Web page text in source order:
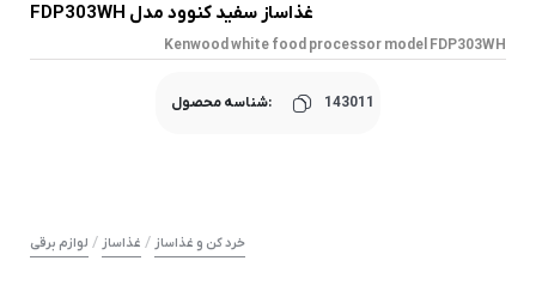
غذاساز سفید کنوود مدل FDP303WH
Kenwood white food processor model FDP303WH
شناسه محصول: 143011
خرد کن و غذاساز / غذاساز / لوازم برقی